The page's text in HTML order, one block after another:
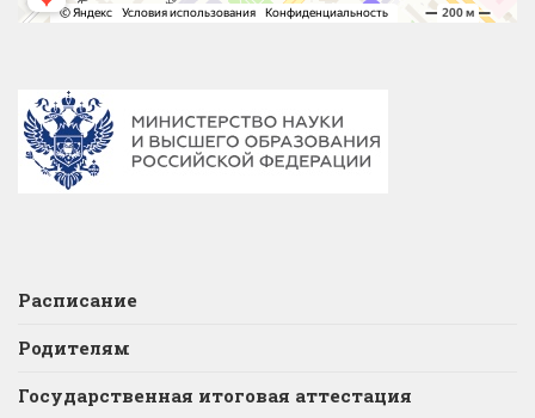
Расписание
Родителям
Государственная итоговая аттестация